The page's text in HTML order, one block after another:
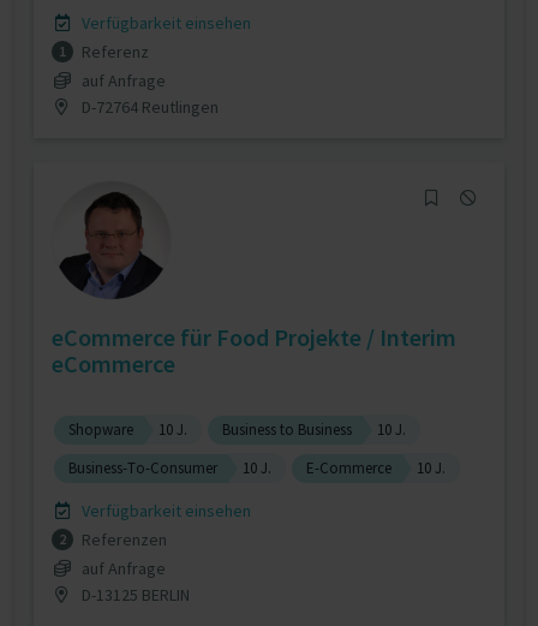
Verfügbarkeit einsehen
1
Referenz
auf Anfrage
D-72764 Reutlingen
eCommerce für Food Projekte / Interim
eCommerce
Shopware 10 J. Business to Business
10 J.
Business-To-Consumer
10 J. E-Commerce 10 J.
Verfügbarkeit einsehen
2
Referenzen
auf Anfrage
D-13125 BERLIN